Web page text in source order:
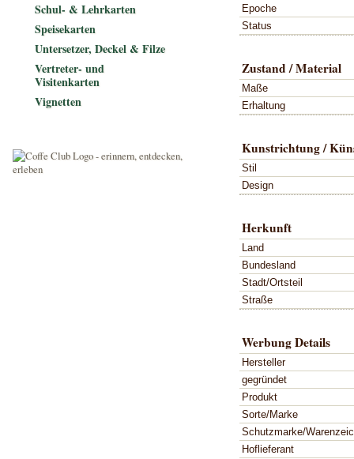
Epoche
Status
Zustand / Material
Maße
Erhaltung
Kunstrichtung /
Stil
Design
Herkunft
Land
Bundesland
Stadt/Ortsteil
Straße
Werbung Details
Hersteller
gegründet
Produkt
Sorte/Marke
Schutzmarke/
Hoflieferant
Schul- & Lehrkarten
Speisekarten
Untersetzer, Deckel & Filze
Vertreter- und
Visitenkarten
Vignetten